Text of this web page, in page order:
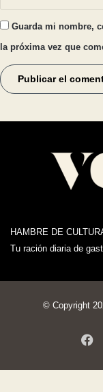
Guarda mi nombre,
la próxima vez que
HAMBRE DE
Tu ración diaria de
© Copyright